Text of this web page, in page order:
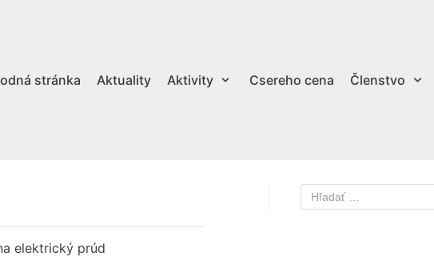
stránka Aktuality Aktivity Csereho cena Členstvo
elektrický prúd